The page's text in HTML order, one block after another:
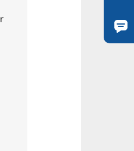
Wer Hannover
klassischen